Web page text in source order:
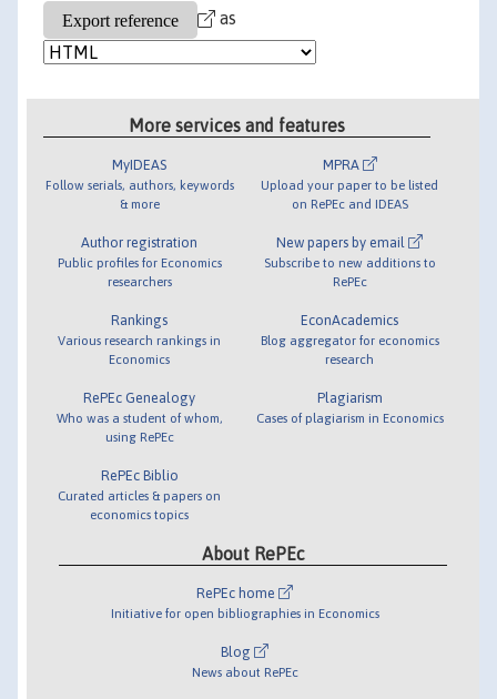
as
More services and features
MyIDEAS
Follow serials, authors, keywords
& more
Author registration
Public profiles for Economics
researchers
Rankings
Various research rankings in
Economics
RePEc Genealogy
Who was a student of whom,
using RePEc
RePEc Biblio
Curated articles & papers on
economics topics
MPRA
Upload your paper to be listed
on RePEc and IDEAS
New papers by email
Subscribe to new additions to
RePEc
EconAcademics
Blog aggregator for economics
research
Plagiarism
Cases of plagiarism in Economics
About RePEc
RePEc home
Initiative for open bibliographies in Economics
Blog
News about RePEc